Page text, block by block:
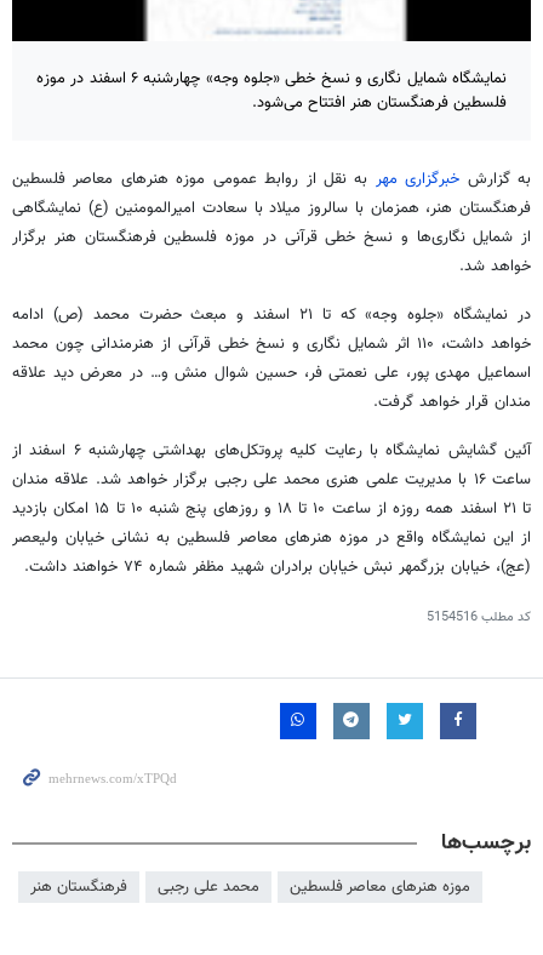
نمایشگاه شمایل نگاری و نسخ خطی «جلوه وجه» چهارشنبه ۶ اسفند در موزه
فلسطین فرهنگستان هنر افتتاح می‌شود.
به گزارش خبرگزاری مهر به نقل از روابط عمومی موزه هنرهای معاصر فلسطین
فرهنگستان هنر، همزمان با سالروز میلاد با سعادت امیرالمومنین (ع) نمایشگاهی
از شمایل نگاری‌ها و نسخ خطی قرآنی در موزه فلسطین فرهنگستان هنر برگزار
خواهد شد.
در نمایشگاه «جلوه وجه» که تا ۲۱ اسفند و مبعث حضرت محمد (ص) ادامه
خواهد داشت، ۱۱۰ اثر شمایل نگاری و نسخ خطی قرآنی از هنرمندانی چون محمد
اسماعیل مهدی پور، علی نعمتی فر، حسین شوال منش و… در معرض دید علاقه
مندان قرار خواهد گرفت.
آئین گشایش نمایشگاه با رعایت کلیه پروتکل‌های بهداشتی چهارشنبه ۶ اسفند از
ساعت ۱۶ با مدیریت علمی هنری محمد علی رجبی برگزار خواهد شد. علاقه مندان
تا ۲۱ اسفند همه روزه از ساعت ۱۰ تا ۱۸ و روزهای پنج شنبه ۱۰ تا ۱۵ امکان بازدید
از این نمایشگاه واقع در موزه هنرهای معاصر فلسطین به نشانی خیابان ولیعصر
(عج)، خیابان بزرگمهر نبش خیابان برادران شهید مظفر شماره ۷۴ خواهند داشت.
کد مطلب5154516
برچسب‌ها
موزه هنرهای معاصر فلسطین محمد علی رجبی فرهنگستان هنر